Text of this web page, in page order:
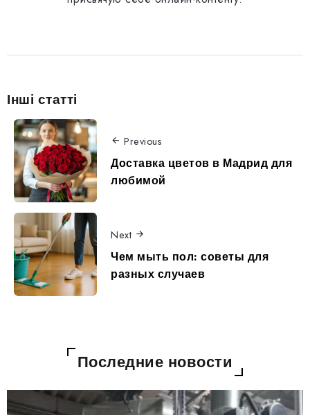
Інші статті
Previous
Доставка цветов в Мадрид для
любимой
Next
Чем мыть пол: советы для
разных случаев
Последние новости